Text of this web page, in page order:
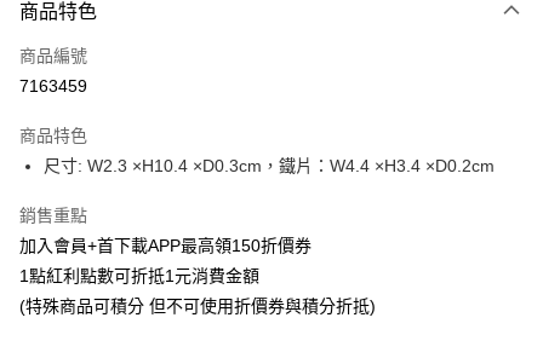
信用卡一次付款
超商取貨付款
Apple Pay
悠遊付
Google Pay
ATM付款
商品特色
商品編號
7163459
商品特色
尺寸: W2.3 ×H10.4 ×D0.3cm，鐵片：W4.4 ×H3.4 ×D0.2cm
銷售重點
加入會員+首下載APP最高領150折價券
1點紅利點數可折抵1元消費金額
(特殊商品可積分 但不可使用折價券與積分折抵)